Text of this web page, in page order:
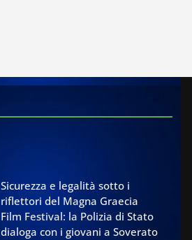
Sicurezza e legalità sotto i
riflettori del Magna Graecia
Film Festival: la Polizia di Stato
dialoga con i giovani a Soverato